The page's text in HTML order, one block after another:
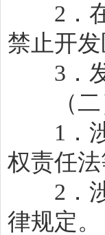
2．在
禁止开
3．发
（二）
1．涉
权责任法
2．涉
律规定。